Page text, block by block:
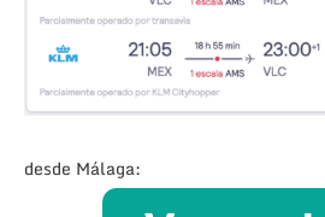
desde Málaga: